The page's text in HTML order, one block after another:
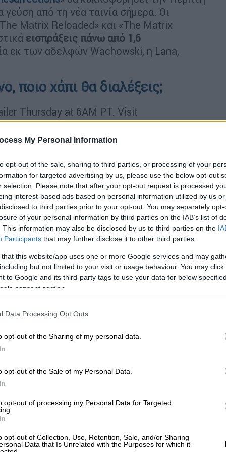
My Personal Information
opt-out of the sale, sharing to third parties, or processing of your
for targeted advertising by us, please use the below opt-out
selection. Please note that after your opt-out request is processed
interest-based ads based on personal information utilized by us
to third parties prior to your opt-out. You may separately
of your personal information by third parties on the IAB’s list of
This information may also be disclosed by us to third parties on the
Participants that may further disclose it to other third parties.
that this website/app uses one or more Google services and may
but not limited to your visit or usage behaviour. You may
to Google and its third-party tags to use your data for below
consent section.
Data Processing Opt Outs
opt-out of the Sharing of my personal data.
opt-out of the Sale of my Personal Data.
opt-out of processing my Personal Data for Targeted
opt-out of Collection, Use, Retention, Sale, and/or Sharing
Data that Is Unrelated with the Purposes for which it
από τη νέα ταινία σήμερα. Οι
Matrix Reloaded» και «The Matrix
εισπράξεις πάνω από 1,6
εκ των αδελφών Wachowski, η Lana,
ποιο χάπι θα διαλέξεις;
Thursday at 6AM PT. Visit
pic.twitter.com/6O5173NoDX
September 7, 2021
να ζουν σε μία ψηφιακή
Η ταινία προβλήθηκε αρχικά στις ΗΠΑ
αρχή της σειράς The Matrix, η οποία
και κινούμενα σχέδια.
τεχνικές κατηγορίες.Η ταινία
όπως τον ξέρει ο άνθρωπος είναι το
δημιουργήθηκε και συντηρείται από
υποτάξει και εκμεταλλευτεί τον
με την υποχρεωτική σύνδεση
προγραμματιστής,ο Νίο (Κιάνου Ριβς),
της ανθρωπότητας για σωτηρία
pic.twitter.com/hbvfi8QQm9
του κυβερνοπάνκ και των
μεσσιανισμό και καρτεσιανισμό,
Επίσης, δανείζεται στοιχεία της
του Πλάτωνα.
Κιάνου Ριβς επιστρέφει.: